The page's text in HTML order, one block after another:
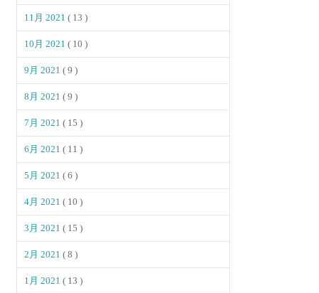
11月 2021( 13 )
10月 2021( 10 )
9月 2021( 9 )
8月 2021( 9 )
7月 2021( 15 )
6月 2021( 11 )
5月 2021( 6 )
4月 2021( 10 )
3月 2021( 15 )
2月 2021( 8 )
1月 2021( 13 )